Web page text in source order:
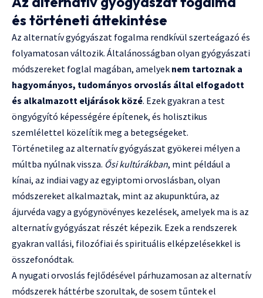
és történeti áttekintése
Az alternatív gyógyászat fogalma rendkívül szerteágazó és
folyamatosan változik. Általánosságban olyan gyógyászati
módszereket foglal magában, amelyek nem tartoznak a
hagyományos, tudományos orvoslás által elfogadott
és alkalmazott eljárások közé. Ezek gyakran a test
öngyógyító képességére építenek, és holisztikus
szemlélettel közelítik meg a betegségeket.
Történetileg az alternatív gyógyászat gyökerei mélyen a
múltba nyúlnak vissza. Ősi kultúrákban, mint például a
kínai, az indiai vagy az egyiptomi orvoslásban, olyan
módszereket alkalmaztak, mint az akupunktúra, az
ájurvéda vagy a gyógynövényes kezelések, amelyek ma is az
alternatív gyógyászat részét képezik. Ezek a rendszerek
gyakran vallási, filozófiai és spirituális elképzelésekkel is
összefonódtak.
A nyugati orvoslás fejlődésével párhuzamosan az alternatív
módszerek háttérbe szorultak, de sosem tűntek el